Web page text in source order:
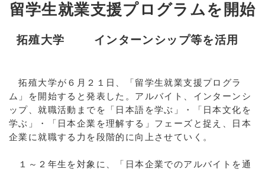
留学生就業支援プログラムを開始
拓殖大学 インターンシップ等を活用
拓殖大学が６月２１日、「留学生就業支援プログラ
ム」を開始すると発表した。アルバイト、インターンシ
ップ、就職活動までを「日本語を学ぶ」・「日本文化を
学ぶ」・「日本企業を理解する」フェーズと捉え、日本
企業に就職する力を段階的に向上させていく。
１～２年生を対象に、「日本企業でのアルバイトを通